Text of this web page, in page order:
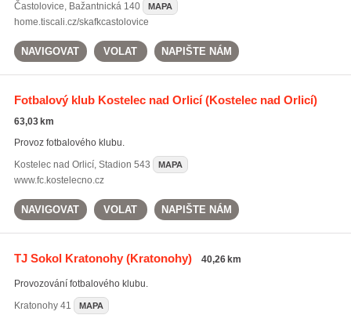
Častolovice, Bažantnická 140 MAPA
home.tiscali.cz/skafkcastolovice
NAVIGOVAT VOLAT NAPIŠTE NÁM
Fotbalový klub Kostelec nad Orlicí(Kostelec nad Orlicí)
63,03 km
Provoz fotbalového klubu.
Kostelec nad Orlicí, Stadion 543 MAPA
www.fc.kostelecno.cz
NAVIGOVAT VOLAT NAPIŠTE NÁM
TJ Sokol Kratonohy(Kratonohy) 40,26 km
Provozování fotbalového klubu.
Kratonohy41 MAPA